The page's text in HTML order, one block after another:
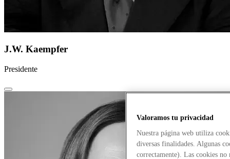
J.W. Kaempfer
Presidente
Valoramos tu privacidad
Nuestra página web utiliza
diversas finalidades. Algunas
correctamente). Las cookies no